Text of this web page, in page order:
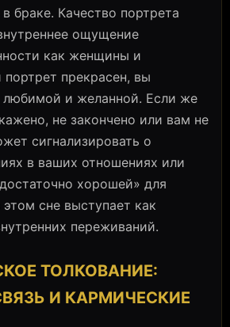
браке. Качество портрета
ощущение
как женщины и
прекрасен, вы
любимой и желанной. Если же
не закончено или вам не
сигнализировать о
в ваших отношениях или
хорошей» для
сне выступает как
переживаний.
ТОЛКОВАНИЕ:
И КАРМИЧЕСКИЕ